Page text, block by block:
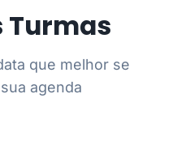
Turmas
que melhor se
agenda